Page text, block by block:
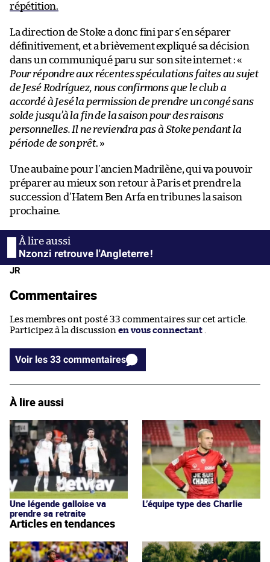
répétition.
La direction de Stoke a donc fini par s’en séparer
définitivement, et a brièvement expliqué sa décision
dans un communiqué paru sur son site internet : «
Pour répondre aux récentes spéculations faites au sujet
de Jesé Rodríguez, nous confirmons que le club a
accordé à Jesé la permission de prendre un congé sans
solde jusqu’à la fin de la saison pour des raisons
personnelles. Il ne reviendra pas à Stoke pendant la
période de son prêt. »
Une aubaine pour l’ancien Madrilène, qui va pouvoir
préparer au mieux son retour à Paris et prendre la
succession d’Hatem Ben Arfa en tribunes la saison
prochaine.
Nzonzi retrouve l'Angleterre !
JR
Commentaires
Les membres ont posté 33 commentaires sur cet article.
Participez à la discussion en vous connectant
Voir les 33 commentaires
À lire aussi
Une légende galloise va
prendre sa retraite
L’équipe type des Charlie
Articles en tendances